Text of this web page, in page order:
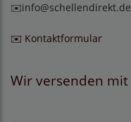
✉️info@schellendirekt.de
✉️ Kontaktformular
Wir versenden mit